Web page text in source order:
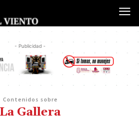
- Publicidad -
Contenidos sobre
La Gallera